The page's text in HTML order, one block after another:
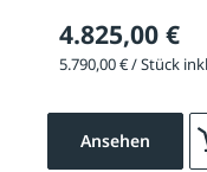
4.825,00 €
Ansehen